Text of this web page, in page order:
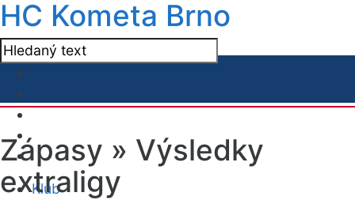
HC Kometa Brno
Klub
Zápasy » Výsledky
extraligy